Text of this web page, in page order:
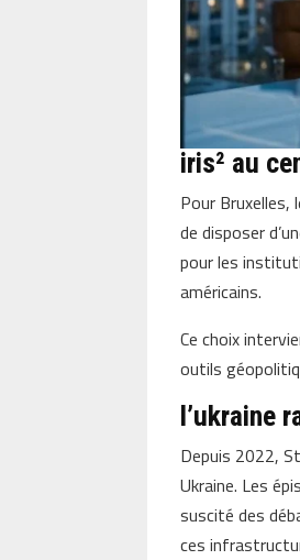
iris² au
Pour Bruxelles,
de disposer
pour les
américains.
Ce choix
outils
l’ukraine
Depuis 2022,
Ukraine. Les
suscité des
ces